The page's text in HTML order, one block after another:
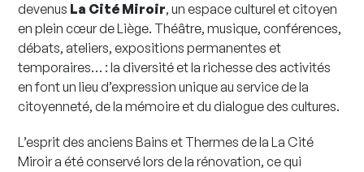
devenus La Cité Miroir, un espace culturel et citoyen
en plein cœur de Liège. Théâtre, musique, conférences,
débats, ateliers, expositions permanentes et
temporaires… : la diversité et la richesse des activités
en font un lieu d’expression unique au service de la
citoyenneté, de la mémoire et du dialogue des cultures.
L’esprit des anciens Bains et Thermes de la La Cité
Miroir a été conservé lors de la rénovation, ce qui